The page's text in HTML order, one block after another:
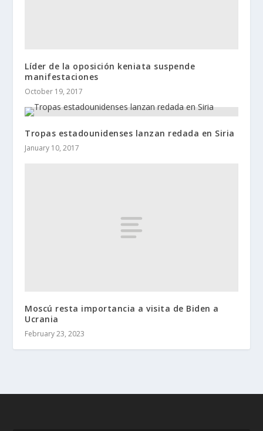
Líder de la oposición keniata suspende
manifestaciones
October 19, 2017
Tropas estadounidenses lanzan redada en Siria
January 10, 2017
Moscú resta importancia a visita de Biden a
Ucrania
February 23, 2023